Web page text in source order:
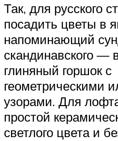
Так, для русского
посадить цветы в
напоминающий
скандинавского —
глиняный горшок с
геометрическими
узорами. Для
простой
светлого цвета и